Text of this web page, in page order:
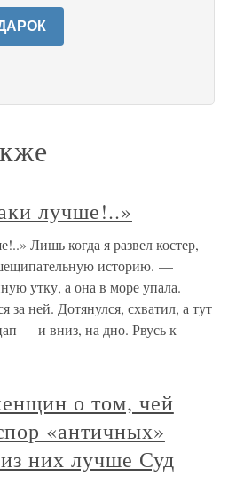
лучше!..»
Лишь когда я развел костер,
историю. —
утку, а она в море упала.
за ней. Дотянулся, схватил, а тут
— и вниз, на дно. Рвусь к
о том, чей
«античных»
них лучше Суд